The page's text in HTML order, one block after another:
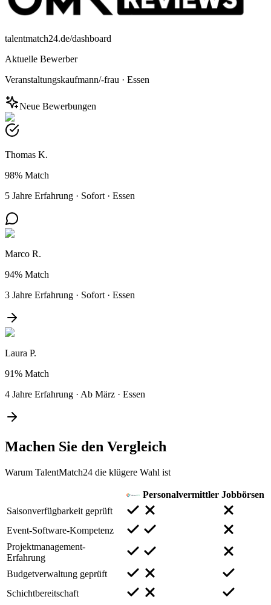
talentmatch24.de/dashboard
Aktuelle Bewerber
Veranstaltungskaufmann/-frau · Essen
Neue Bewerbungen
Thomas K.
98% Match
5 Jahre Erfahrung · Sofort · Essen
Marco R.
94% Match
3 Jahre Erfahrung · Sofort · Essen
Laura P.
91% Match
4 Jahre Erfahrung · Ab März · Essen
Machen Sie den Vergleich
Warum TalentMatch24 die klügere Wahl ist
Personalvermittler Jobbörsen
Saisonverfügbarkeit geprüft
Event-Software-Kompetenz
Projektmanagement-
Erfahrung
Budgetverwaltung geprüft
Schichtbereitschaft